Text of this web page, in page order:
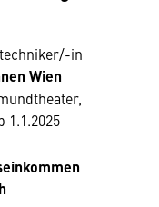
in
Wien
1.1.2025